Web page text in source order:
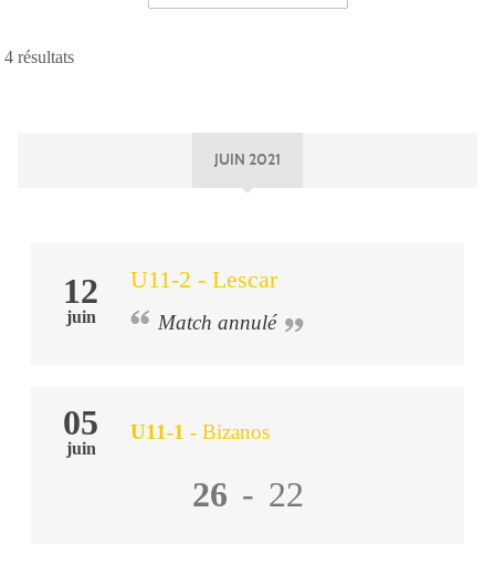
4 résultats
JUIN 2021
12
juin
U11-2 - Lescar
Match annulé
05
juin
U11-1 - Bizanos
26 - 22